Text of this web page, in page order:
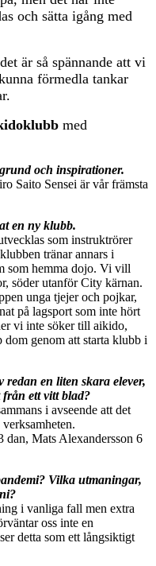
och sätta igång med
är så spännande att vi
förmedla tankar
med
och inspirationer.
Saito Sensei är vår främsta
en ny klubb.
som instruktrörer
tränar annars i
som hemma dojo. Vi vill
söder utanför City kärnan.
unga tjejer och pojkar,
på lagsport som inte hört
vi inte söker till aikido,
genom att starta klubb i
en liten skara elever,
ett vitt blad?
i avseende att det
Mats Alexandersson 6
Vilka utmaningar,
i vanliga fall men extra
oss inte en
detta som ett långsiktigt